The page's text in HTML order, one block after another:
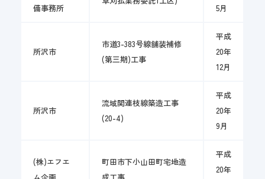
備事務所 5月
所沢市
市道3-383号線舗装補修
(第三期)工事
平成
20年
12月
所沢市
流域関連枝線築造工事
(20-4)
平成
20年
9月
(株)エフエ
町田市下小山田町宅地造
平成
20年